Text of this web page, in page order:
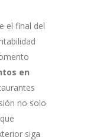
el final del
en
no solo
siga